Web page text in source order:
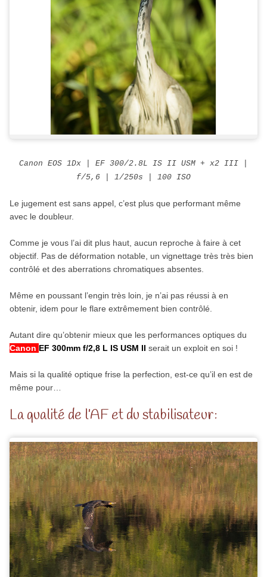
Canon EOS 1Dx | EF 300/2.8L IS II USM + x2 III |
f/5,6 | 1/250s | 100 ISO
Le jugement est sans appel, c’est plus que performant même
avec le doubleur.
Comme je vous l’ai dit plus haut, aucun reproche à faire à cet
objectif. Pas de déformation notable, un vignettage très très bien
contrôlé et des aberrations chromatiques absentes.
Même en poussant l’engin très loin, je n’ai pas réussi à en
obtenir, idem pour le flare extrêmement bien contrôlé.
Autant dire qu’obtenir mieux que les performances optiques du
Canon EF 300mm f/2,8 L IS USM II serait un exploit en soi !
Mais si la qualité optique frise la perfection, est-ce qu’il en est de
même pour…
La qualité de l’AF et du stabilisateur: